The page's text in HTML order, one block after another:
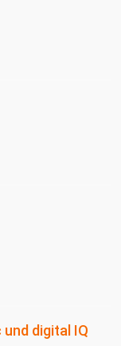
digital IQ